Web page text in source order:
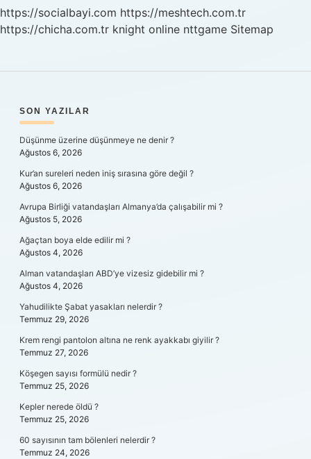
https://socialbayi.com https://meshtech.com.tr
https://chicha.com.tr knight online nttgame Sitemap
SIDEBAR
SON YAZILAR
Düşünme üzerine düşünmeye ne denir ?
Ağustos 6, 2026
Kur’an sureleri neden iniş sırasına göre değil ?
Ağustos 6, 2026
Avrupa Birliği vatandaşları Almanya’da çalışabilir mi ?
Ağustos 5, 2026
Ağaçtan boya elde edilir mi ?
Ağustos 4, 2026
Alman vatandaşları ABD’ye vizesiz gidebilir mi ?
Ağustos 4, 2026
Yahudilikte Şabat yasakları nelerdir ?
Temmuz 29, 2026
Krem rengi pantolon altına ne renk ayakkabı giyilir ?
Temmuz 27, 2026
Köşegen sayısı formülü nedir ?
Temmuz 25, 2026
Kepler nerede öldü ?
Temmuz 25, 2026
60 sayısının tam bölenleri nelerdir ?
Temmuz 24, 2026